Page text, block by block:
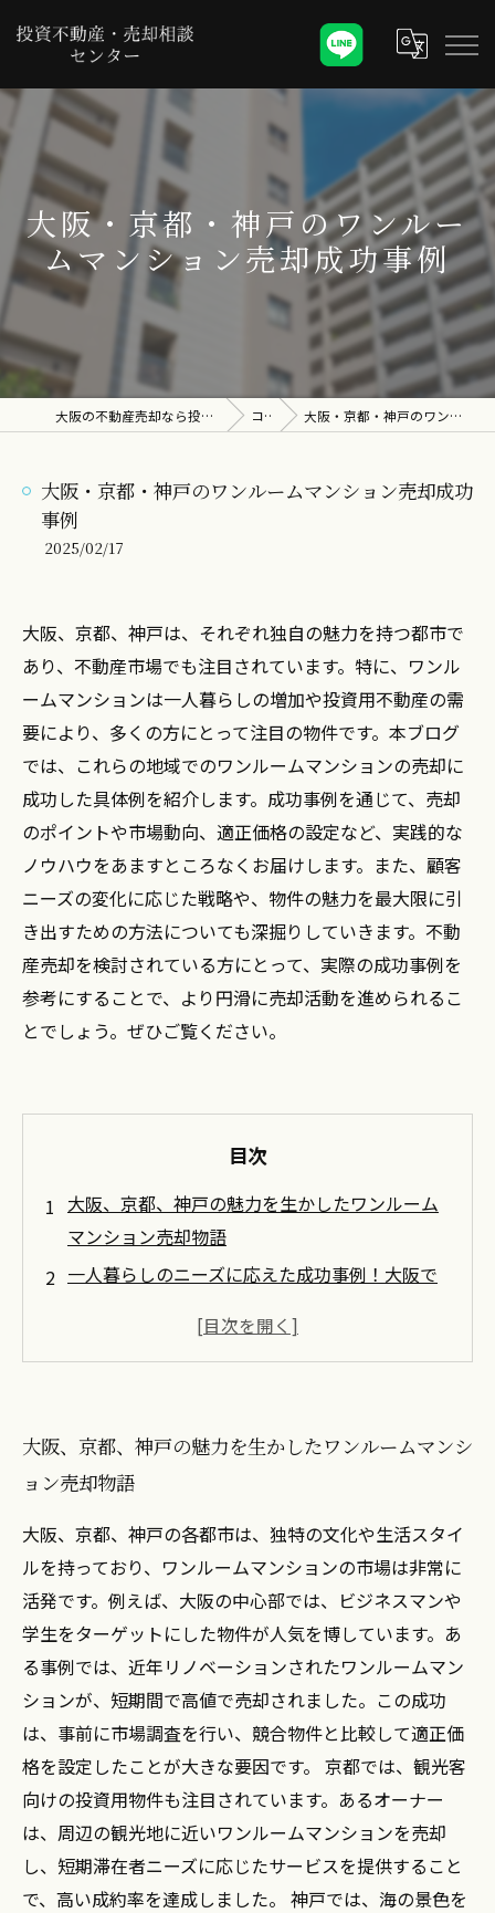
大阪・京都・神戸のワンルー
ムマンション売却成功事例
大阪の不動産売却なら投資不動産・売却相談センター コラム 大阪・京都・神戸のワンルームマンション売却成功事例
大阪・京都・神戸のワンルームマンション売却成功
事例
2025/02/17
大阪、京都、神戸は、それぞれ独自の魅力を持つ都市で
あり、不動産市場でも注目されています。特に、ワンル
ームマンションは一人暮らしの増加や投資用不動産の需
要により、多くの方にとって注目の物件です。本ブログ
では、これらの地域でのワンルームマンションの売却に
成功した具体例を紹介します。成功事例を通じて、売却
のポイントや市場動向、適正価格の設定など、実践的な
ノウハウをあますところなくお届けします。また、顧客
ニーズの変化に応じた戦略や、物件の魅力を最大限に引
き出すための方法についても深掘りしていきます。不動
産売却を検討されている方にとって、実際の成功事例を
参考にすることで、より円滑に売却活動を進められるこ
とでしょう。ぜひご覧ください。
目次
大阪、京都、神戸の魅力を生かしたワンルーム
マンション売却物語
一人暮らしのニーズに応えた成功事例！大阪で
京都の伝統美が引き立てるワンルームマンショ
裏にあった戦略とは
三都市共通の不動産市場動向と成功のヒントを
探る！
顧客ニーズに合わせた戦略、ワンルーム売却成
功を導く要素
大阪、京都、神戸の魅力を生かしたワンルームマンシ
ョン売却物語
大阪、京都、神戸の各都市は、独特の文化や生活スタイ
ルを持っており、ワンルームマンションの市場は非常に
活発です。例えば、大阪の中心部では、ビジネスマンや
学生をターゲットにした物件が人気を博しています。あ
る事例では、近年リノベーションされたワンルームマン
ションが、短期間で高値で売却されました。この成功
は、事前に市場調査を行い、競合物件と比較して適正価
格を設定したことが大きな要因です。 京都では、観光客
向けの投資用物件も注目されています。あるオーナー
は、周辺の観光地に近いワンルームマンションを売却
し、短期滞在者ニーズに応じたサービスを提供すること
で、高い成約率を達成しました。 神戸では、海の景色を